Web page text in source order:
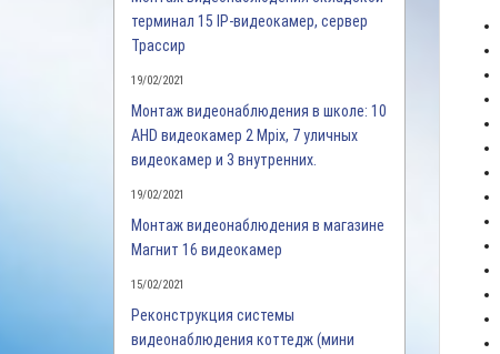
терминал 15 IP-видеокамер, сервер
Трассир
19/02/2021
Монтаж видеонаблюдения в школе: 10
AHD видеокамер 2 Mpix, 7 уличных
видеокамер и 3 внутренних.
19/02/2021
Монтаж видеонаблюдения в магазине
Магнит 16 видеокамер
15/02/2021
Реконструкция системы
видеонаблюдения коттедж (мини